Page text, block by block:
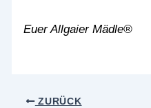
Euer Allgaier Mädle®
ZURÜCK